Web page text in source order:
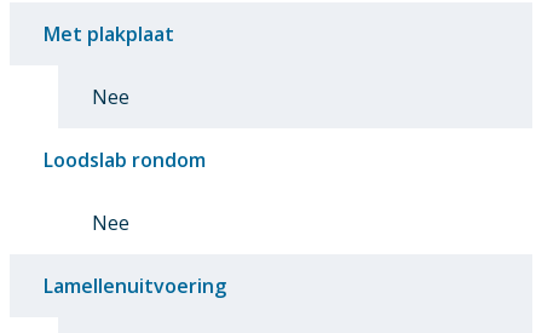
Met plakplaat
Nee
Loodslab rondom
Nee
Lamellenuitvoering